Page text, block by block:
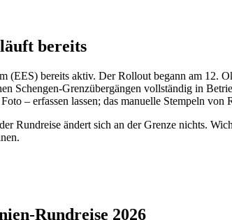
bereits
(EES) bereits aktiv. Der Rollout begann am 12.
Schengen-Grenzübergängen vollständig in
– erfassen lassen; das manuelle Stempeln von
Rundreise ändert sich an der Grenze nichts.
Rundreise 2026